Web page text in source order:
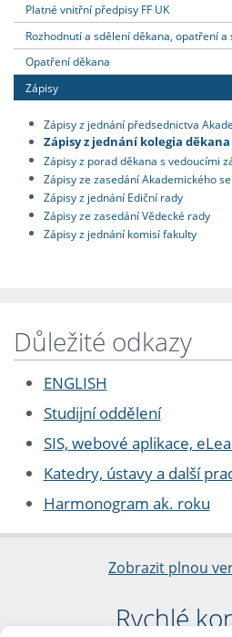
Platné vnitřní předpisy FF UK
Rozhodnutí a sdělení děkana, opatření
Opatření děkana
Zápisy
Zápisy z jednání předsednictva
Zápisy z jednání kolegia děkana
Zápisy z porad děkana s vedoucími
Zápisy ze zasedání Akademického
Zápisy z jednání Ediční rady
Zápisy ze zasedání Vědecké rady
Zápisy z jednání komisí fakulty
Důležité odkazy
ENGLISH
Studijní oddělení
SIS, webové aplikace,
Katedry, ústavy a další
Harmonogram ak. roku
Zobrazit plnou
Rychlé